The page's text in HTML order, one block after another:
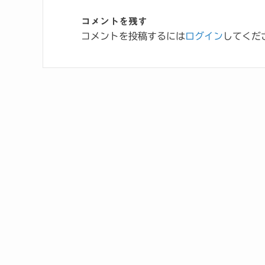
コメントを残す
コメントを投稿するにはログイン してくだ